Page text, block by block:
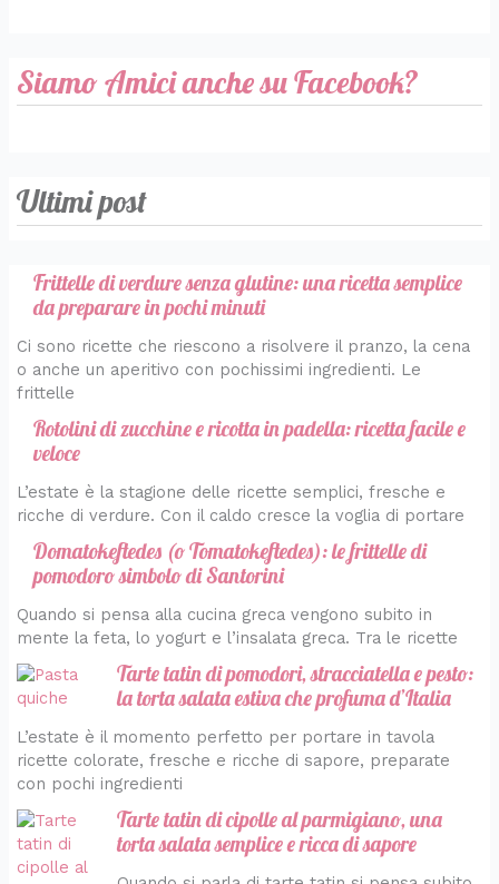
Siamo Amici anche su Facebook?
Ultimi post
Frittelle di verdure senza glutine: una ricetta semplice
da preparare in pochi minuti
Ci sono ricette che riescono a risolvere il pranzo, la cena
o anche un aperitivo con pochissimi ingredienti. Le
frittelle
Rotolini di zucchine e ricotta in padella: ricetta facile e
veloce
L’estate è la stagione delle ricette semplici, fresche e
ricche di verdure. Con il caldo cresce la voglia di portare
Domatokeftedes (o Tomatokeftedes): le frittelle di
pomodoro simbolo di Santorini
Quando si pensa alla cucina greca vengono subito in
mente la feta, lo yogurt e l’insalata greca. Tra le ricette
Tarte tatin di pomodori, stracciatella e pesto:
la torta salata estiva che profuma d’Italia
L’estate è il momento perfetto per portare in tavola
ricette colorate, fresche e ricche di sapore, preparate
con pochi ingredienti
Tarte tatin di cipolle al parmigiano, una
torta salata semplice e ricca di sapore